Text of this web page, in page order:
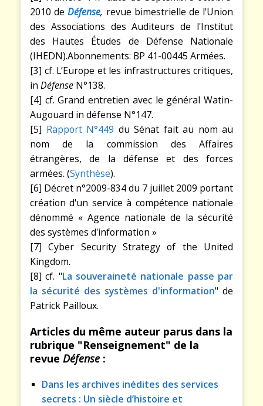
2010 deDéfense, revue bimestrielle de l'Union
des Associations des Auditeurs de l'Institut
des Hautes Études de Défense Nationale
(IHEDN).Abonnements: BP 41-00445 Armées.
[3] cf. L’Europe et les infrastructures critiques,
in Défense N°138.
[4] cf. Grand entretien avec le général Watin-
Augouard in défense N°147.
[5] Rapport N°449 du Sénat fait au nom au
nom de la commission des Affaires
étrangères, de la défense et des forces
armées. (Synthèse).
[6] Décret n°2009-834 du 7 juillet 2009 portant
création d'un service à compétence nationale
dénommé « Agence nationale de la sécurité
des systèmes d'information »
[7] Cyber Security Strategy of the United
Kingdom.
[8] cf. "La souveraineté nationale passe par
la sécurité des systèmes d'information" de
Patrick Pailloux.
Articles du même auteur parus dans la
rubrique "Renseignement" de la
revue Défense :
Dans les archives inédites des services
secrets : Un siècle d’histoire et